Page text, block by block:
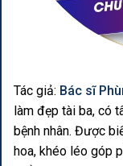
Tác giả: Bác sĩ
làm đẹp tài ba, có
bệnh nhân. Được
hoa, khéo léo góp